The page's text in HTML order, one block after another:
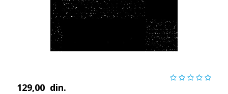
129,00 din.